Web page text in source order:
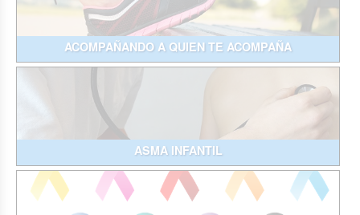
ACOMPAÑANDO A QUIEN TE ACOMPAÑA
ASMA INFANTIL